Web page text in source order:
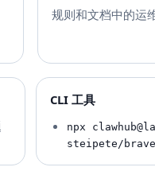
规则和文档中的运
CLI 工具
npx
steipete/